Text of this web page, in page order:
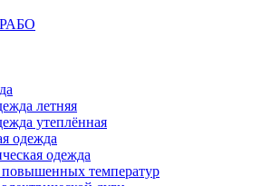
летняя
утеплённая
одежда
одежда
повышенных температур